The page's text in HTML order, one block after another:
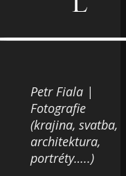
Petr Fiala |
Fotografie
(krajina, svatba,
architektura,
portréty…..)